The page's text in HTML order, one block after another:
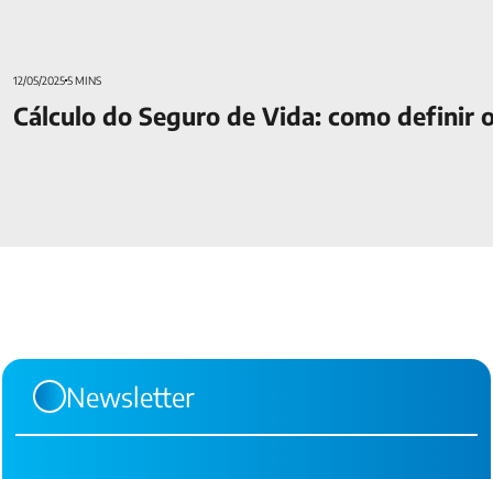
12/05/20255 MINS
Cálculo do Seguro de Vida: como definir
Newsletter